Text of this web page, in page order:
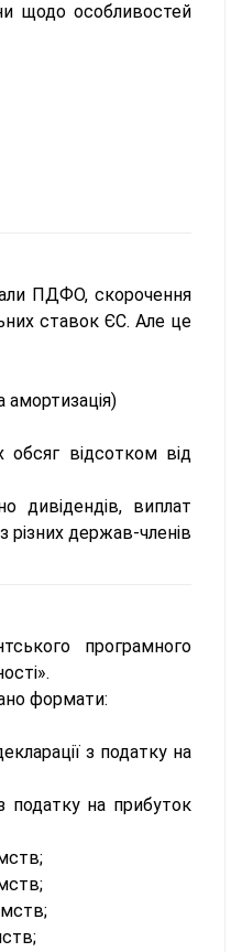
щодо особливостей
ПДФО, скорочення
ставок ЄС. Але це
обсяг відсотком від
дивідендів, виплат
різних держав-членів
програмного
формати:
з податку на
податку на прибуток